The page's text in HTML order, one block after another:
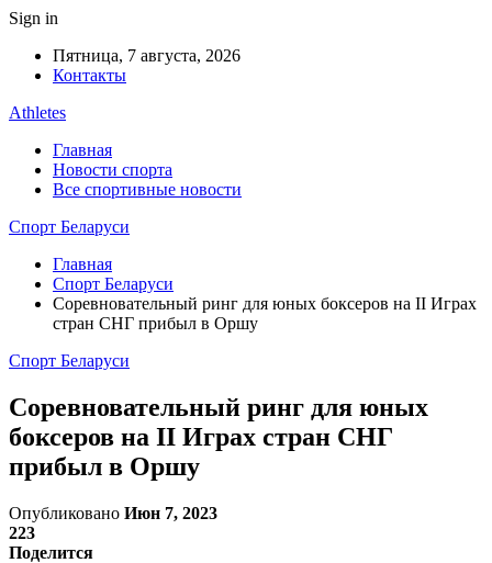
Sign in
Пятница, 7 августа, 2026
Контакты
Athletes
Главная
Новости спорта
Все спортивные новости
Спорт Беларуси
Главная
Спорт Беларуси
Соревновательный ринг для юных боксеров на II Играх
стран СНГ прибыл в Оршу
Спорт Беларуси
Соревновательный ринг для юных
боксеров на II Играх стран СНГ
прибыл в Оршу
Опубликовано Июн 7, 2023
223
Поделится